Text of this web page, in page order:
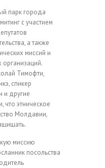
парк города
с участием
а также
миссий и
организаций.
Тимофти,
спикер
и другие
что этническое
Молдавии,
миссию
посольства